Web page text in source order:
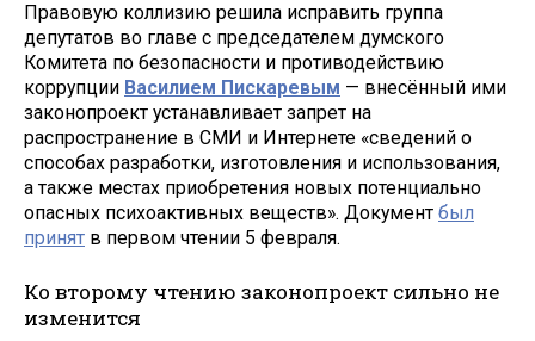
Правовую коллизию решила исправить группа
депутатов во главе с председателем думского
Комитета по безопасности и противодействию
коррупции Василием Пискаревым — внесённый ими
законопроект устанавливает запрет на
распространение в СМИ и Интернете «сведений о
способах разработки, изготовления и использования,
а также местах приобретения новых потенциально
опасных психоактивных веществ». Документ был
принят в первом чтении 5 февраля.
Ко второму чтению законопроект сильно не
изменится